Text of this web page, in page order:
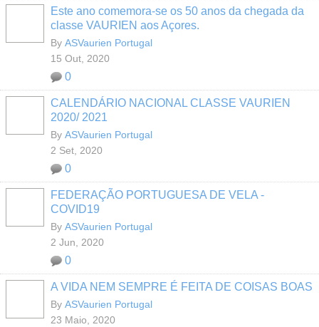
Este ano comemora-se os 50 anos da chegada da
classe VAURIEN aos Açores.
By ASVaurien Portugal
15 Out, 2020
0
CALENDÁRIO NACIONAL CLASSE VAURIEN
2020/ 2021
By ASVaurien Portugal
2 Set, 2020
0
FEDERAÇÃO PORTUGUESA DE VELA -
COVID19
By ASVaurien Portugal
2 Jun, 2020
0
A VIDA NEM SEMPRE É FEITA DE COISAS BOAS
By ASVaurien Portugal
23 Maio, 2020